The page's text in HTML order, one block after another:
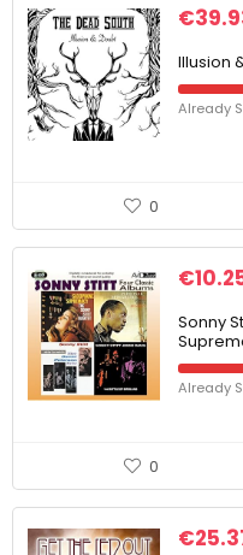
€
Illusion
Already
0
€
Sonny
Already
0
€